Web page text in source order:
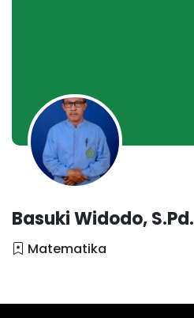
Basuki Widodo, S.Pd.
Matematika